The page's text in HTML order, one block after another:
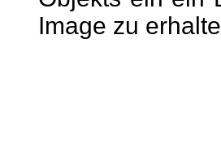
Image zu